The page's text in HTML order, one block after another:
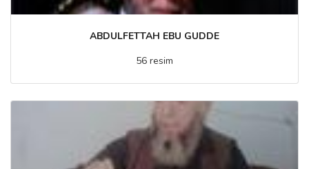
ABDULFETTAH EBU GUDDE
56 resim